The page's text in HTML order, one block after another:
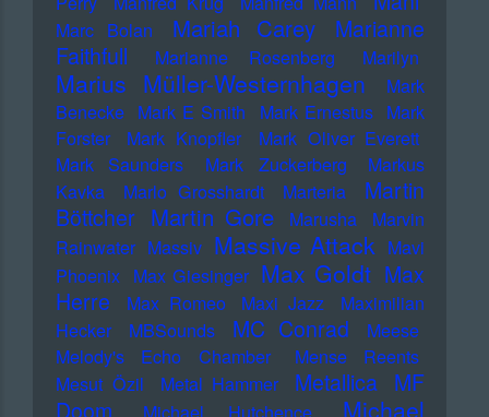
Marc Bolan Mariah Carey
Marianne
Faithfull
Marianne Rosenberg Marilyn
Marius Müller-Westernhagen
Mark
Benecke Mark E Smith Mark Ernestus Mark
Forster
Mark Knopfler
Mark Oliver Everett
Mark Saunders
Mark Zuckerberg
Markus
Kavka
Marlo Grosshardt Marteria
Martin
Böttcher Martin Gore Marusha
Marvin
Rainwater Massiv Massive Attack Mavi
Phoenix Max Giesinger Max Goldt Max
Herre
Max Romeo Maxi Jazz
Maximilian
Hecker
MBSounds MC Conrad
Meese
Melody's Echo Chamber
Mense Reents
Mesut Özil
Metal Hammer Metallica MF
Michael